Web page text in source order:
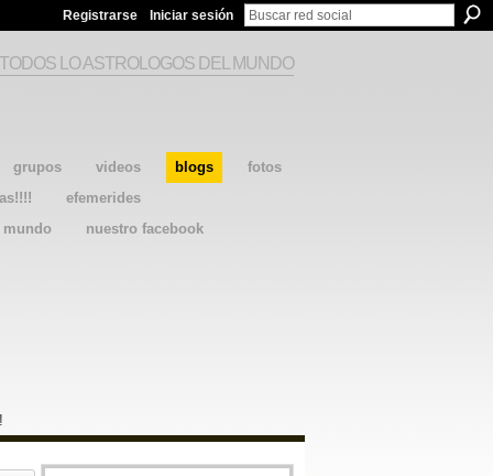
Registrarse Iniciar sesión
grupos videos blogs
fotos
efemerides
mundo
nuestro facebook
LO ASTROLOGOS DEL MUNDO